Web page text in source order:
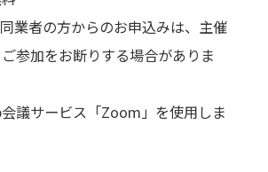
業者の方からのお申込みは、主催
参加をお断りする場合がありま
議サービス「Zoom」を使用しま